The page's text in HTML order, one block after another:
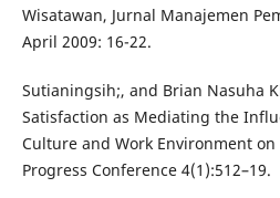
Wisatawan, Jurnal Manajemen
April 2009: 16-22.
Sutianingsih;, and Brian Nasuha
Satisfaction as Mediating the
Culture and Work Environment on
Progress Conference 4(1):512–19.